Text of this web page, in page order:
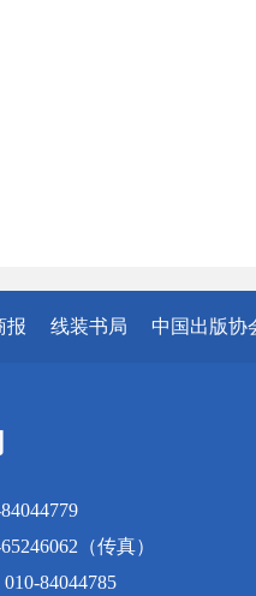
报 线装书局 中国出版协
（传真）
84044785